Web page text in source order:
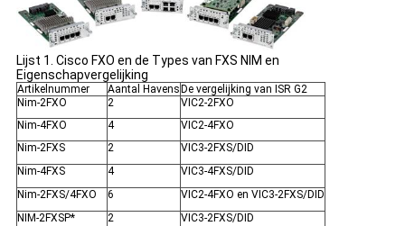
Lijst 1. Cisco FXO en de Types van FXS NIM en
Eigenschapvergelijking
Artikelnummer Aantal Havens De vergelijking van ISR G2
Nim-2FXO
2
VIC2-2FXO
Nim-4FXO
4
VIC2-4FXO
Nim-2FXS
2
VIC3-2FXS/DID
Nim-4FXS
4
VIC3-4FXS/DID
Nim-2FXS/4FXO
6
VIC2-4FXO en VIC3-2FXS/DID
NIM-2FXSP*
2
VIC3-2FXS/DID